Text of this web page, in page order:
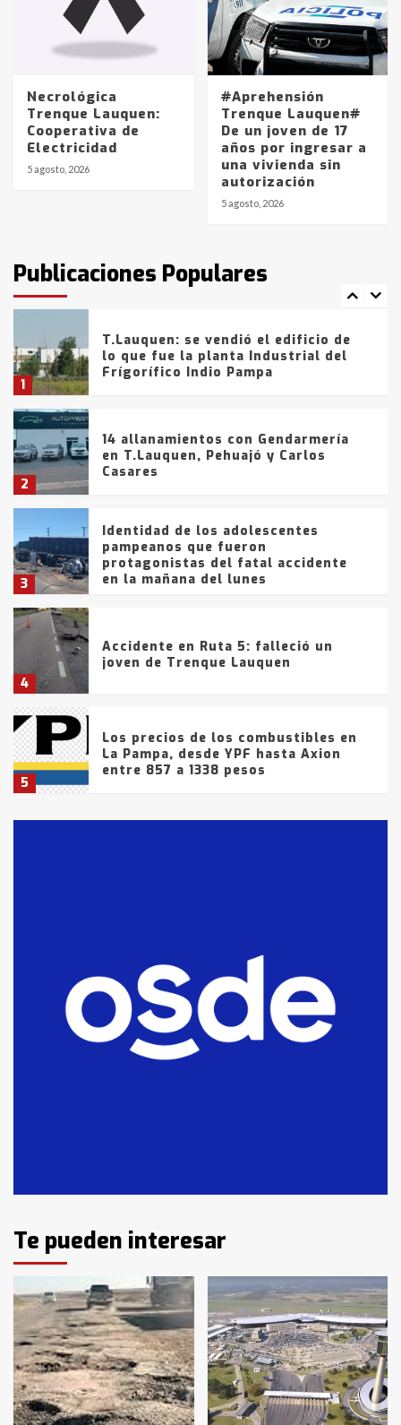
Necrológica
Trenque Lauquen:
Cooperativa de
Electricidad
5 agosto, 2026
#Aprehensión
Trenque Lauquen#
De un joven de 17
años por ingresar a
una vivienda sin
autorización
5 agosto, 2026
Publicaciones Populares
Los precios de los combustibles en
La Pampa, desde YPF hasta Axion
entre 857 a 1338 pesos
La Bolsa de Cereales de Bahía
Blanca anticipa que Agosto vendrá
con lluvias y heladas, en gran parte
fueron detenidos por
comercialización de drogas en la
tarde del sábado
1
T.Lauquen: se vendió el edificio de
lo que fue la planta Industrial del
Frígorífico Indio Pampa
2
14 allanamientos con Gendarmería
en T.Lauquen, Pehuajó y Carlos
Casares
3
Identidad de los adolescentes
pampeanos que fueron
protagonistas del fatal accidente
en la mañana del lunes
4
Accidente en Ruta 5: falleció un
joven de Trenque Lauquen
5
Los precios de los combustibles en
La Pampa, desde YPF hasta Axion
entre 857 a 1338 pesos
fueron detenidos por
comercialización de drogas en la
tarde del sábado
T.Lauquen: se vendió el edificio de
lo que fue la planta Industrial del
3
Identidad de los adolescentes
pampeanos que fueron
en la mañana del lunes
4
Accidente en Ruta 5: falleció un
joven de Trenque Lauquen
Te pueden interesar